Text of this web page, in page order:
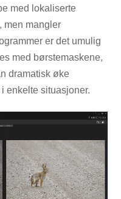
med lokaliserte
men mangler
er det umulig
med børstemaskene,
dramatisk øke
enkelte situasjoner.